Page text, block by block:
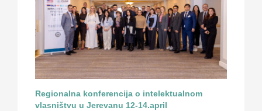
Regionalna konferencija o intelektualnom
vlasništvu u Jerevanu 12-14.april